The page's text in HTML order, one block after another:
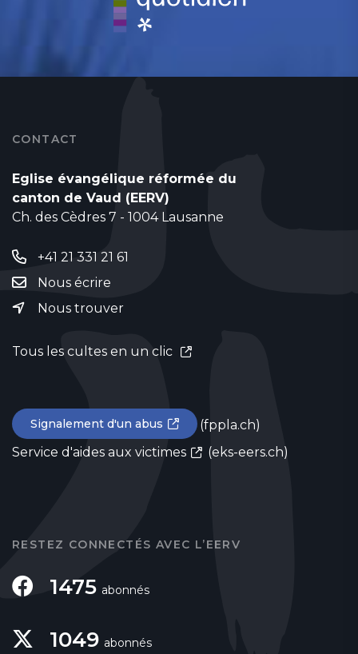
CONTACT
Eglise évangélique réformée du
canton de Vaud (EERV)
Ch. des Cèdres 7 - 1004 Lausanne
+41 21 331 21 61
Nous écrire
Nous trouver
Tous les cultes en un clic
Signalement d'un abus
(fppla.ch)
Service d'aides aux victimes
(eks-eers.ch)
RESTEZ CONNECTÉS AVEC L’EERV
1475 abonnés
1049 abonnés